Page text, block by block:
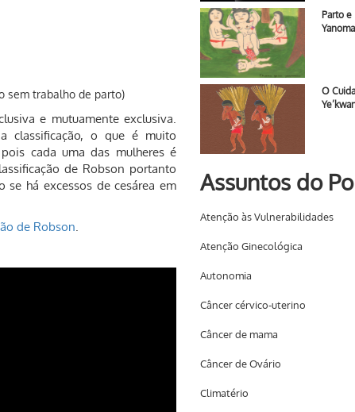
sem trabalho de parto)
e mutuamente exclusiva.
classificação, o que é muito
cada uma das mulheres é
de Robson portanto
se há excessos de cesárea em
de Robson.
Parto
O
Assuntos do
Atenção às Vulnerabilidades
Atenção Ginecológica
Autonomia
Câncer cérvico-uterino
Câncer de mama
Câncer de Ovário
Climatério